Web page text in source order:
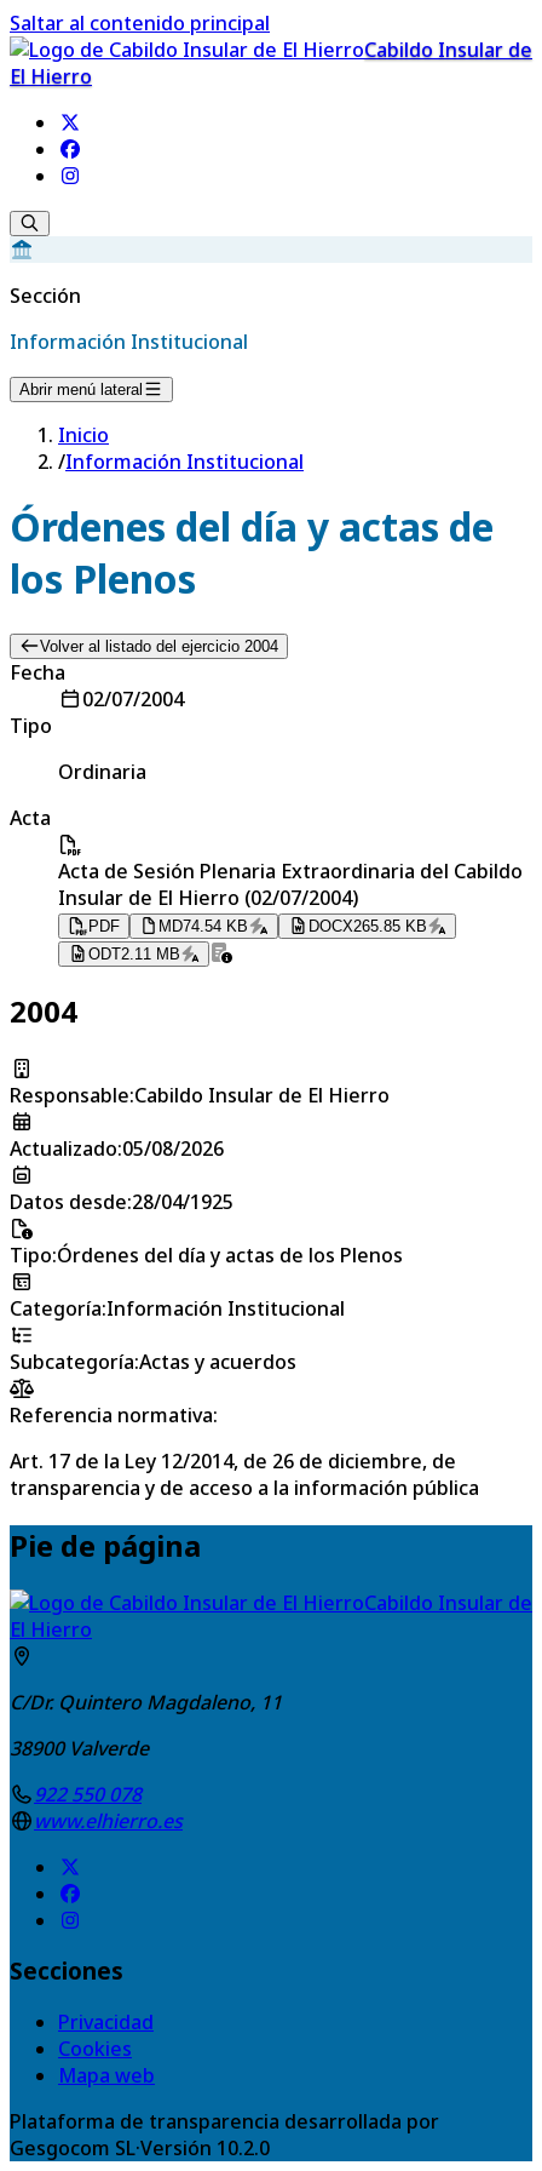
Saltar al contenido principal
Cabildo Insular de
El Hierro
Sección
Información Institucional
Abrir menú lateral
Inicio
/Información Institucional
Órdenes del día y actas de
los Plenos
Volver al listado del ejercicio 2004
Fecha
02/07/2004
Tipo
Ordinaria
Acta
Acta de Sesión Plenaria Extraordinaria del Cabildo
Insular de El Hierro (02/07/2004)
PDF MD74.54 KB DOCX265.85 KB
ODT2.11 MB
2004
Responsable:Cabildo Insular de El Hierro
Actualizado:05/08/2026
Datos desde:28/04/1925
Tipo:Órdenes del día y actas de los Plenos
Categoría:Información Institucional
Subcategoría:Actas y acuerdos
Referencia normativa:
Art. 17 de la Ley 12/2014, de 26 de diciembre, de
transparencia y de acceso a la información pública
Pie de página
Cabildo Insular de
El Hierro
C/Dr. Quintero Magdaleno, 11
38900 Valverde
922 550 078
www.elhierro.es
Secciones
Privacidad
Cookies
Mapa web
Plataforma de transparencia desarrollada por
Gesgocom SL·Versión 10.2.0